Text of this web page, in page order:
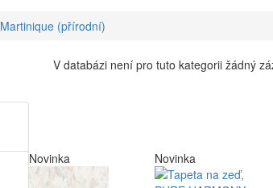
Martinique (přírodní)
V databázi není pro tuto kategorii žádný
Novinka Novinka